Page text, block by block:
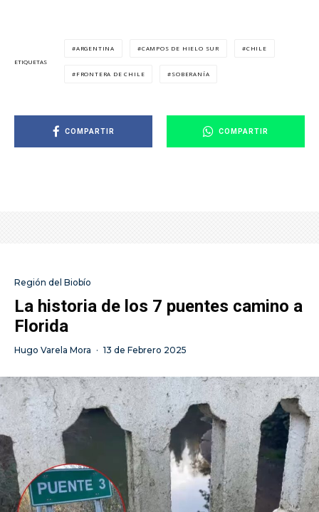
ETIQUETAS
ARGENTINA CAMPOS DE HIELO SUR CHILE
FRONTERA DE CHILE SOBERANÍA
COMPARTIR COMPARTIR
Región del Biobío
La historia de los 7 puentes camino a
Florida
Hugo Varela Mora · 13 de Febrero 2025